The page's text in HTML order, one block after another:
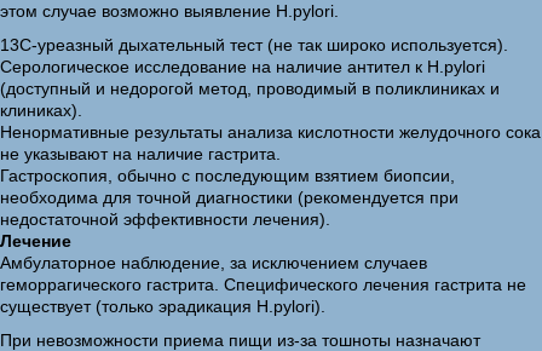
этом случае возможно выявление H.pylori.
13С-уреазный дыхательный тест (не так широко используется).
Серологическое исследование на наличие антител к H.pylori
(доступный и недорогой метод, проводимый в поликлиниках и
клиниках).
Ненормативные результаты анализа кислотности желудочного сока
не указывают на наличие гастрита.
Гастроскопия, обычно с последующим взятием биопсии,
необходима для точной диагностики (рекомендуется при
недостаточной эффективности лечения).
Лечение
Амбулаторное наблюдение, за исключением случаев
геморрагического гастрита. Специфического лечения гастрита не
существует (только эрадикация H.pylori).
При невозможности приема пищи из-за тошноты назначают